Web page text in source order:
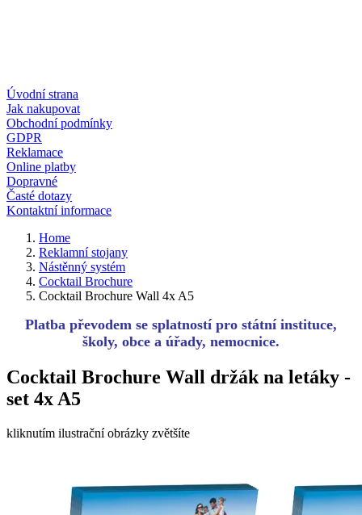
Úvodní strana
Jak nakupovat
Obchodní podmínky
GDPR
Reklamace
Online platby
Dopravné
Časté dotazy
Kontaktní informace
Home
Reklamní stojany
Nástěnný systém
Cocktail Brochure
Cocktail Brochure Wall 4x A5
Platba převodem se splatností pro státní instituce,
školy, obce a úřady, nemocnice.
Cocktail Brochure Wall držák na letáky -
set 4x A5
kliknutím ilustrační obrázky zvětšíte